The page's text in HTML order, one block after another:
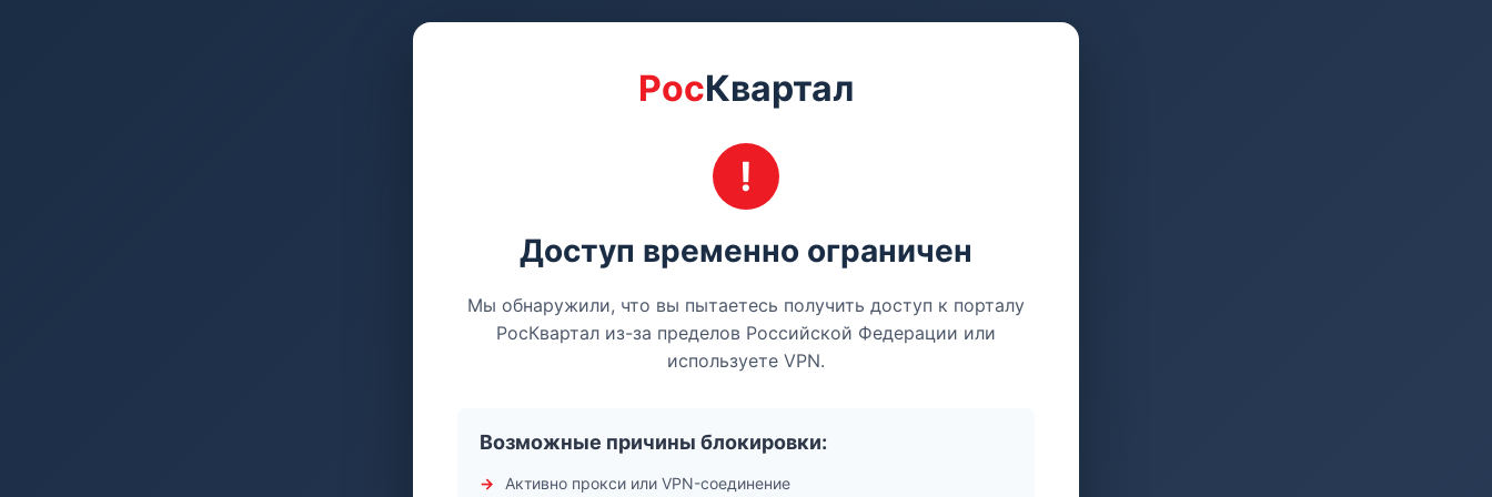
РосКвартал
Доступ временно ограничен
Мы обнаружили, что вы пытаетесь получить доступ к порталу
РосКвартал из-за пределов Российской Федерации или
используете VPN.
Возможные причины блокировки:
Активно прокси или VPN-соединение